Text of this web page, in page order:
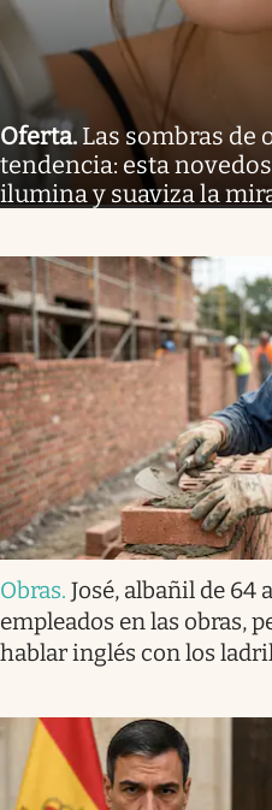
Oferta. Las sombras de
tendencia: esta
ilumina y suaviza la
Obras. José, albañil de 64
empleados en las obras,
hablar inglés con los